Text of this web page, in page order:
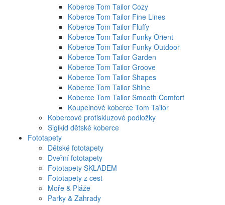
Koberce Tom Tailor Cozy
Koberce Tom Tailor Fine Lines
Koberce Tom Tailor Fluffy
Koberce Tom Tailor Funky Orient
Koberce Tom Tailor Funky Outdoor
Koberce Tom Tailor Garden
Koberce Tom Tailor Groove
Koberce Tom Tailor Shapes
Koberce Tom Tailor Shine
Koberce Tom Tailor Smooth Comfort
Koupelnové koberce Tom Tailor
Kobercové protiskluzové podložky
Sigikid dětské koberce
Fototapety
Dětské fototapety
Dveřní fototapety
Fototapety SKLADEM
Fototapety z cest
Moře & Pláže
Parky & Zahrady